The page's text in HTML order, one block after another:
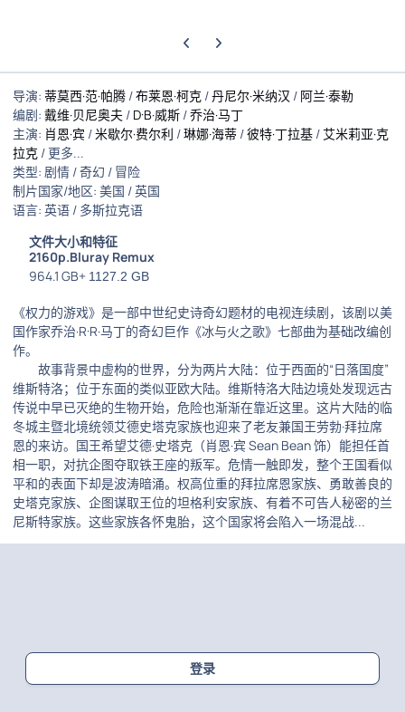
上一张轮播幻灯片
下一张轮播幻灯片
导演: 蒂莫西·范·帕腾 /布莱恩·柯克 /丹尼尔·米纳汉 / 阿兰·泰勒
编剧: 戴维·贝尼奥夫 / D·B·威斯 /乔治·马丁
主演: 肖恩·宾 /米歇尔·费尔利 /琳娜·海蒂 /彼特·丁拉基 /艾米莉亚·克
拉克 / 更多...
类型: 剧情 / 奇幻 / 冒险
制片国家/地区: 美国 / 英国
语言: 英语 / 多斯拉克语
文件大小和特征
2160p.Bluray Remux
964.1 GB+ 1127.2 GB
《权力的游戏》是一部中世纪史诗奇幻题材的电视连续剧，该剧以美
国作家乔治·R·R·马丁的奇幻巨作《冰与火之歌》七部曲为基础改编创
作。
故事背景中虚构的世界，分为两片大陆：位于西面的“日落国度”
维斯特洛；位于东面的类似亚欧大陆。维斯特洛大陆边境处发现远古
传说中早已灭绝的生物开始，危险也渐渐在靠近这里。这片大陆的临
冬城主暨北境统领艾德史塔克家族也迎来了老友兼国王劳勃·拜拉席
恩的来访。国王希望艾德·史塔克（肖恩·宾 Sean Bean 饰）能担任首
相一职，对抗企图夺取铁王座的叛军。危情一触即发，整个王国看似
平和的表面下却是波涛暗涌。权高位重的拜拉席恩家族、勇敢善良的
史塔克家族、企图谋取王位的坦格利安家族、有着不可告人秘密的兰
尼斯特家族。这些家族各怀鬼胎，这个国家将会陷入一场混战...
登录